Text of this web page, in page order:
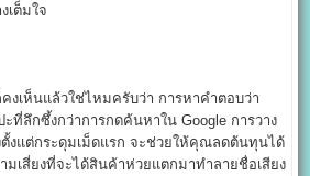
เต็มใจ
งเห็นแล้วใช่ไหมครับว่า การหาคำตอบว่า
ที่ลึกซึ้งกว่าการกดค้นหาใน Google การวาง
งแต่กระดุมเม็ดแรก จะช่วยให้คุณลดต้นทุนได้
มเสี่ยงที่จะได้สินค้าห่วยแตกมาทำลายชื่อเสียง